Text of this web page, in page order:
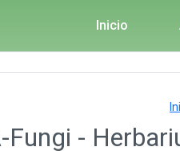
Inicio
Fungi -